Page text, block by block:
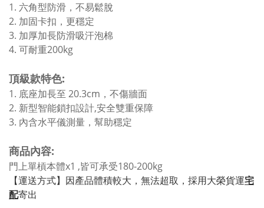
1. 六角型防滑，不易鬆脫
2. 加固卡扣，更穩定
3. 加厚加長防滑吸汗泡棉
4. 可耐重200kg
頂級款特色:
1. 底座加長至 20.3cm，不傷牆面
2. 新型智能鎖扣設計,安全雙重保障
3. 內含水平儀測量，幫助穩定
商品內容:
門上單槓本體x1 ,皆可承受180-200kg
【運送方式】因產品體積較大， 無法超取， 採用大榮貨運宅
配寄出